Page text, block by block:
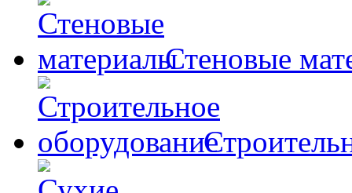
Стеновые